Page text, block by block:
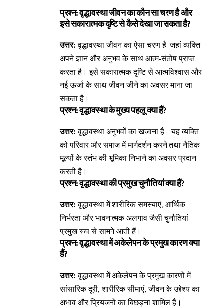
प्रश्न: वृद्धावस्था जीवन का कौन सा चरण है और
इसे सकारात्मक दृष्टि से कैसे देखा जा सकता है?
उत्तर:वृद्धावस्था जीवन का ऐसा चरण है, जहां व्यक्ति
अपने ज्ञान और अनुभव के साथ आत्म-संतोष प्राप्त
करता है। इसे सकारात्मक दृष्टि से आत्मविश्वास और
नई ऊर्जा के साथ जीवन जीने का अवसर माना जा
सकता है।
प्रश्न: वृद्धावस्था के मुख्य पहलू क्या हैं?
उत्तर:वृद्धावस्था अनुभवों का खजाना है। यह व्यक्ति
को परिवार और समाज में मार्गदर्शन करने तथा नैतिक
मूल्यों के स्तंभ की भूमिका निभाने का अवसर प्रदान
करती है।
प्रश्न: वृद्धावस्था की प्रमुख चुनौतियां क्या हैं?
उत्तर:वृद्धावस्था में शारीरिक समस्याएं, आर्थिक
निर्भरता और भावनात्मक अलगाव जैसी चुनौतियां
प्रमुख रूप से सामने आती हैं।
प्रश्न: वृद्धावस्था में अकेलेपन के प्रमुख कारण क्या
हैं?
उत्तर:वृद्धावस्था में अकेलेपन के प्रमुख कारणों में
सांसारिक दूरी, शारीरिक सीमाएं, जीवन के उद्देश्य का
अभाव और प्रियजनों का बिछड़ना शामिल हैं।